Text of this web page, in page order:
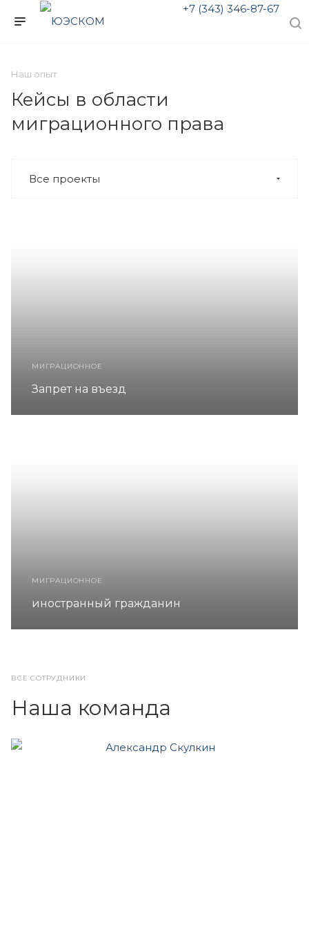
+7 (343) 346-87-67
Наш опыт
Кейсы в области
миграционного права
Все проекты
МИГРАЦИОННОЕ
Запрет на въезд
МИГРАЦИОННОЕ
иностранный гражданин
ВСЕ СОТРУДНИКИ
Наша команда